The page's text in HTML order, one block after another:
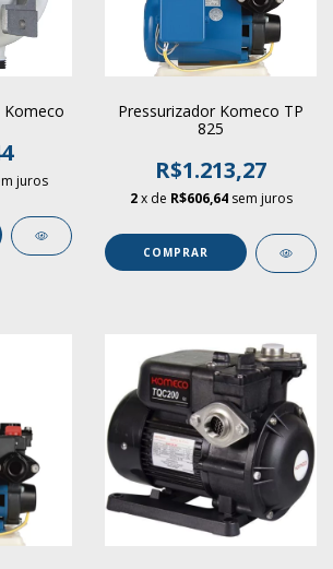
Komeco
juros
Pressurizador Komeco TP
825
R$1.213,27
2 x de R$606,64 sem juros